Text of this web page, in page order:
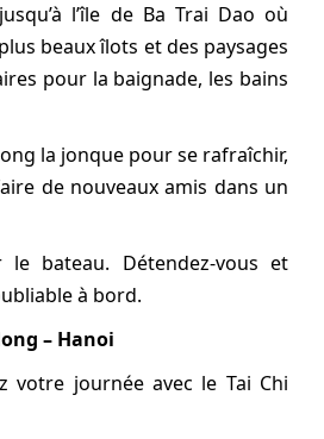
l’île de Ba Trai Dao où
beaux îlots et des paysages
pour la baignade, les bains
la jonque pour se rafraîchir,
de nouveaux amis dans un
bateau. Détendez-vous et
à bord.
– Hanoi
votre journée avec le Tai Chi